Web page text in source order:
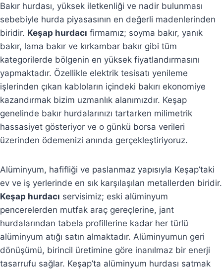
Bakır hurdası, yüksek iletkenliği ve nadir bulunması
sebebiyle hurda piyasasının en değerli madenlerinden
biridir. Keşap hurdacı firmamız; soyma bakır, yanık
bakır, lama bakır ve kırkambar bakır gibi tüm
kategorilerde bölgenin en yüksek fiyatlandırmasını
yapmaktadır. Özellikle elektrik tesisatı yenileme
işlerinden çıkan kabloların içindeki bakırı ekonomiye
kazandırmak bizim uzmanlık alanımızdır. Keşap
genelinde bakır hurdalarınızı tartarken milimetrik
hassasiyet gösteriyor ve o günkü borsa verileri
üzerinden ödemenizi anında gerçekleştiriyoruz.
Alüminyum, hafifliği ve paslanmaz yapısıyla Keşap’taki
ev ve iş yerlerinde en sık karşılaşılan metallerden biridir.
Keşap hurdacı servisimiz; eski alüminyum
pencerelerden mutfak araç gereçlerine, jant
hurdalarından tabela profillerine kadar her türlü
alüminyum atığı satın almaktadır. Alüminyumun geri
dönüşümü, birincil üretimine göre inanılmaz bir enerji
tasarrufu sağlar. Keşap’ta alüminyum hurdası satmak